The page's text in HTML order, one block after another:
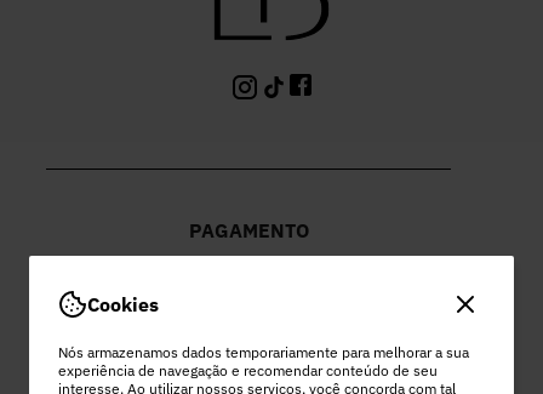
Cookies
Nós armazenamos dados temporariamente para melhorar a sua
experiência de navegação e recomendar conteúdo de seu
interesse. Ao utilizar nossos serviços, você concorda com tal
PAGAMENTO
PEC COMERCIO DO VESTUARIO LTDA